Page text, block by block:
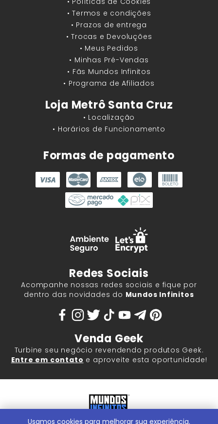
• Termos e condições
• Prazos de entrega
• Trocas e Devoluções
• Meus Pedidos
• Minhas Pré-Vendas
• Fãs Mundos Infinitos
• Programa de Afiliados
Loja Metrô Santa Cruz
• Localização
• Horários de Funcionamento
Formas de pagamento
Redes Sociais
Acompanhe nossas redes sociais e fique por
dentro das novidades do Mundos Infinitos
Venda Geek
Turbine seu negócio revendendo produtos Geek.
Entre em contato e aproveite esta oportunidade!
Mundos Infinitos - Publicações e Geek Store |ContentStuff
Usamos cookies para melhorar sua experiência.